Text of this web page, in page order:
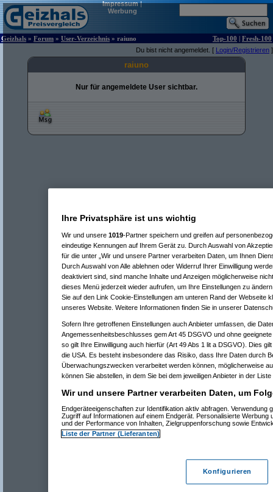
Impressum|
Werbung
Geizhals » Forum » User-Verzeichnis » raiuno Top-100 | Fresh-100
Du bist nicht angemeldet. [ Login/Registrieren ]
raiuno
Nur für angemeldete User sichtbar.
Ihre Privatsphäre ist uns wichtig
Wir und unsere 1019-Partner speichern und greifen auf
eindeutige Kennungen auf Ihrem Gerät zu. Durch Auswahl von
für die unter „Wir und unsere Partner verarbeiten Daten, um Ihnen
Durch Auswahl von Alle ablehnen oder Widerruf Ihrer Einwilligung
deaktiviert sind, sind manche Inhalte und Anzeigen möglicherweise
dieses Menü jederzeit wieder aufrufen, um Ihre Einstellungen zu
Sie auf den Link Cookie-Einstellungen am unteren Rand der Webseite
unseres Website. Weitere Informationen finden Sie in unserer
Sofern Ihre getroffenen Einstellungen auch Anbieter umfassen, die
Angemessenheitsbeschlusses gem Art 45 DSGVO und ohne
so gilt Ihre Einwilligung auch hierfür (Art 49 Abs 1 lit a DSGVO). Dies
die USA. Es besteht insbesondere das Risiko, dass Ihre Daten durch
Überwachungszwecken verarbeitet werden können, möglicherweise
können Sie abstellen, in dem Sie bei dem jeweiligen Anbieter in der
Wir und unsere Partner verarbeiten Daten, um
Endgeräteeigenschaften zur Identifikation aktiv abfragen. Verwendung
Zugriff auf Informationen auf einem Endgerät. Personalisierte Werbung
und der Performance von Inhalten, Zielgruppenforschung sowie
Liste der Partner (Lieferanten)
Konfigurieren